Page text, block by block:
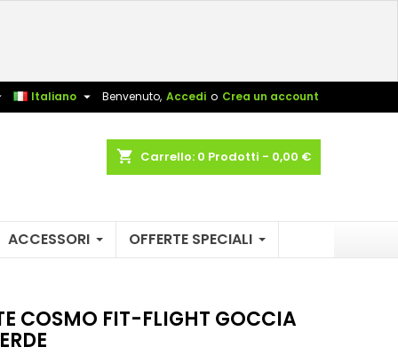
Benvenuto, Accedi o Crea un account
Italiano 
shopping_cart Carrello: 0 Prodotti - 0,00 €
ACCESSORI OFFERTE SPECIALI
COSMO FIT-FLIGHT GOCCIA